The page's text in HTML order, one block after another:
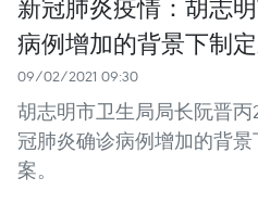
病例增加的背景下制
09/02/2021 09:30
胡志明市卫生局局长阮晋
冠肺炎确诊病例增加的背
案。